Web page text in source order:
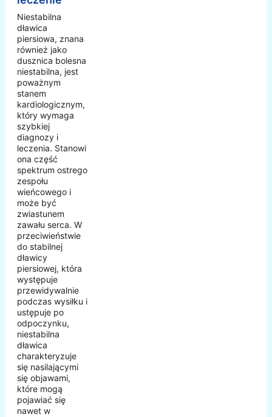
Niestabilna
dławica
piersiowa, znana
również jako
dusznica bolesna
niestabilna, jest
poważnym
stanem
kardiologicznym,
który wymaga
szybkiej
diagnozy i
leczenia. Stanowi
ona część
spektrum ostrego
zespołu
wieńcowego i
może być
zwiastunem
zawału serca. W
przeciwieństwie
do stabilnej
dławicy
piersiowej, która
występuje
przewidywalnie
podczas wysiłku i
ustępuje po
odpoczynku,
niestabilna
dławica
charakteryzuje
się nasilającymi
się objawami,
które mogą
pojawiać się
nawet w